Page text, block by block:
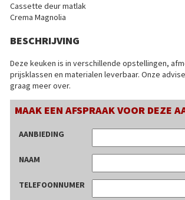
Cassette deur matlak
Crema Magnolia
BESCHRIJVING
Deze keuken is in verschillende opstellingen,
prijsklassen en materialen leverbaar. Onze
graag meer over.
MAAK EEN AFSPRAAK VOOR DEZE
AANBIEDING
NAAM
TELEFOONNUMER